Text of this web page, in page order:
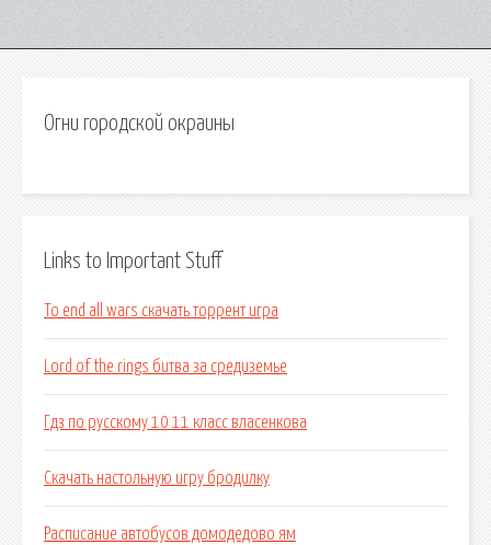
Огни городской окраины
Links to Important Stuff
To end all wars скачать торрент игра
Lord of the rings битва за средиземье
Гдз по русскому 10 11 класс власенкова
Скачать настольную игру бродилку
Расписание автобусов домодедово ям